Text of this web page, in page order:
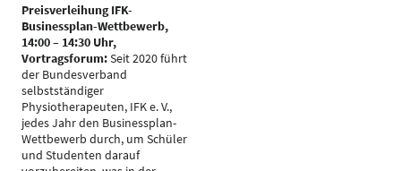
Preisverleihung IFK-
Businessplan-Wettbewerb,
14:00 – 14:30 Uhr,
Vortragsforum:Seit 2020 führt
der Bundesverband
selbstständiger
Physiotherapeuten, IFK e. V.,
jedes Jahr den Businessplan-
Wettbewerb durch, um Schüler
und Studenten darauf